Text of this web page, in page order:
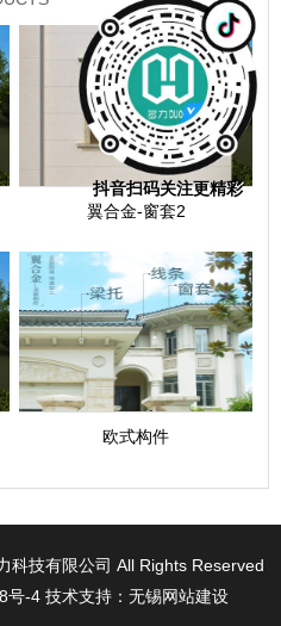
抖音扫码关注更精彩
翼合金-窗套2
欧式构件
技有限公司 All Rights Reserved
号-4 技术支持：无锡网站建设